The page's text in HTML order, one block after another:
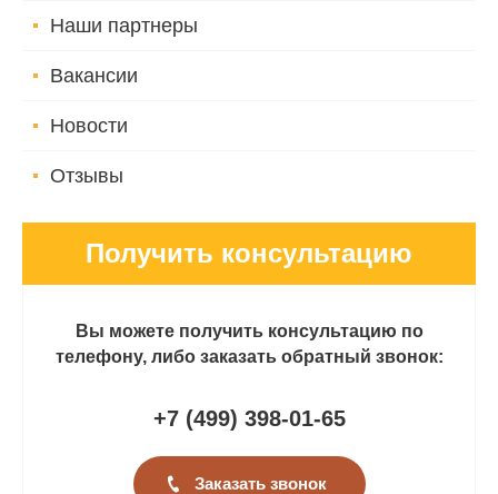
Наши партнеры
Вакансии
Новости
Отзывы
Получить консультацию
Вы можете получить консультацию по
телефону, либо заказать обратный звонок:
+7 (499) 398-01-65
Заказать звонок